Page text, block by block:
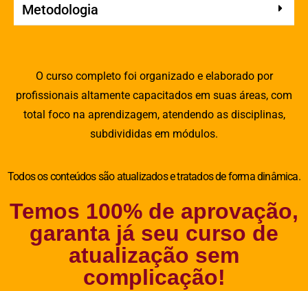
Metodologia
O curso completo foi organizado e elaborado por
profissionais altamente capacitados em suas áreas, com
total foco na aprendizagem, atendendo as disciplinas,
subdivididas em módulos.
Todos os conteúdos são atualizados e tratados de forma dinâmica.
Temos 100% de aprovação,
garanta já seu curso de
atualização sem
complicação!